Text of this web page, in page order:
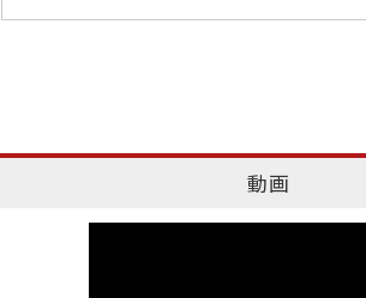
動画